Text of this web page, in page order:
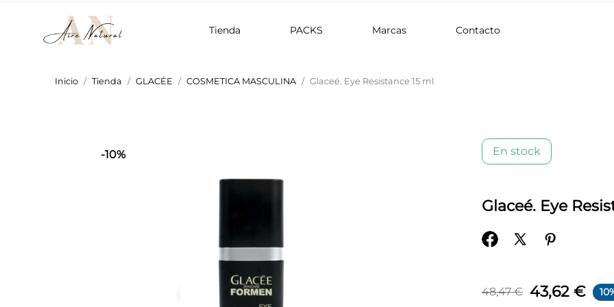
Tienda PACKS Marcas Contacto
Inicio Tienda GLACÉE COSMETICA MASCULINA Glaceé. Eye Resistance 15 ml
-10% En stock
Glaceé. Eye
48,47 € 43,62 €